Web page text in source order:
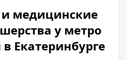
медицинские
у метро
Екатеринбурге